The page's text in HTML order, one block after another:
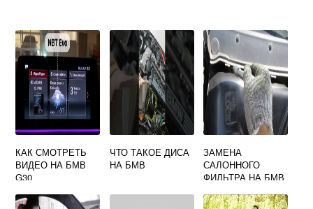
КАК СМОТРЕТЬ
ВИДЕО НА БМВ
G30
ЧТО ТАКОЕ ДИСА
НА БМВ
ЗАМЕНА
САЛОННОГО
ФИЛЬТРА НА БМВ